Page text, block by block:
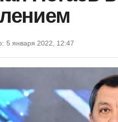
5 января 2022, 12:47